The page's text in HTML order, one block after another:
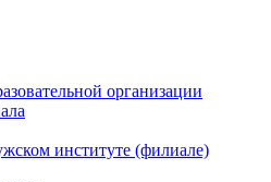
организации
институте (филиале)